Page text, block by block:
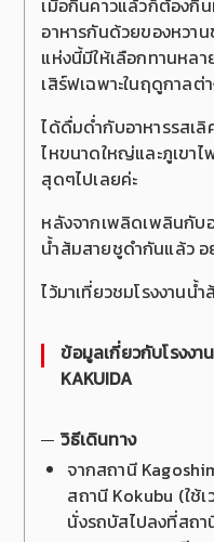
เมื่อกินคาวแล้วก็ต้องกิ
อาหารกันด้วยของหวา
แห่งนี้มีให้เลือกทานหล
เสิร์ฟเฉพาะในฤดูกาลต่
ได้ดื่มด่ำกับอาหารรสเ
ไหขนาดใหญ่และภูเขาไ
สุดๆไปเลยค่ะ
หลังจากเพลิดเพลินกับ
น้ำส้มสายชูดำกันแล้ว อ
ไว้มาเที่ยวชมโรงงานน้
ข้อมูลเกี่ยวกับโรงง
KAKUIDA
วิธีเดินทาง
จากสถานี
สถานี Kokubu (ใช้
นั่งรถบัสไปลงที่สถา